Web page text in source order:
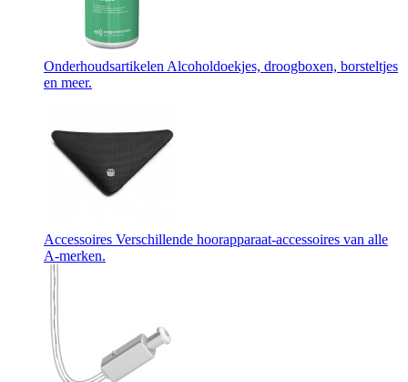
Onderhoudsartikelen Alcoholdoekjes, droogboxen, borsteltjes
en meer.
Accessoires Verschillende hoorapparaat-accessoires van alle
A-merken.